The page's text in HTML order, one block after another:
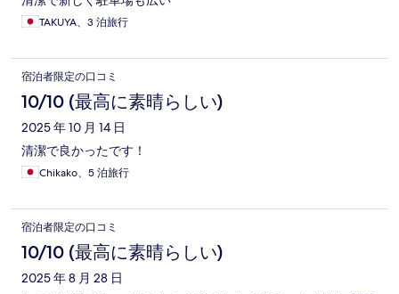
TAKUYA、3 泊旅行
宿泊者限定の口コミ
10/10 (最高に素晴らしい)
2025 年 10 月 14 日
清潔で良かったです！
Chikako、5 泊旅行
宿泊者限定の口コミ
10/10 (最高に素晴らしい)
2025 年 8 月 28 日